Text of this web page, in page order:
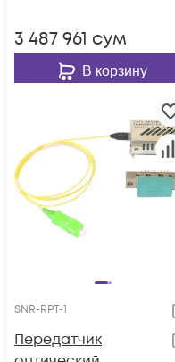
3 487 961 сум
В корзину
SNR-RPT-1
Передатчик